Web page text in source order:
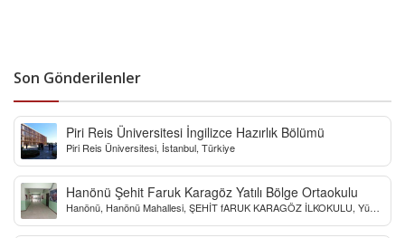
Son Gönderilenler
Piri Reis Üniversitesi İngilizce Hazırlık Bölümü
Piri Reis Üniversitesi, İstanbul, Türkiye
Hanönü Şehit Faruk Karagöz Yatılı Bölge Ortaokulu
Hanönü, Hanönü Mahallesi, ŞEHİT fARUK KARAGÖZ İLKOKULU, Yücel